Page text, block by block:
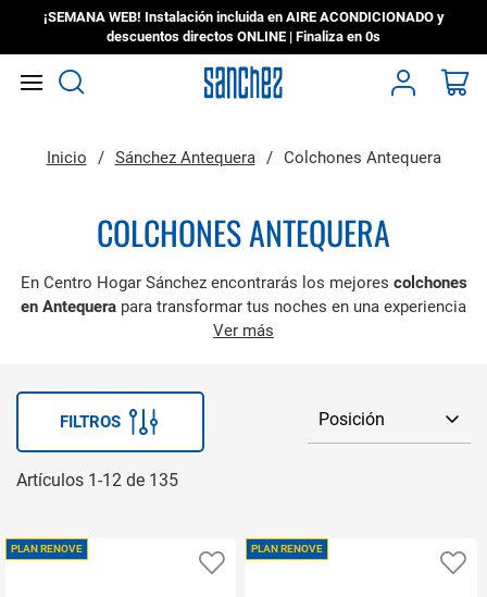
¡SEMANA WEB! Instalación incluida en AIRE ACONDICIONADO y
descuentos directos ONLINE | Finaliza en 0s
Inicio Sánchez Antequera Colchones Antequera
COLCHONES ANTEQUERA
En Centro Hogar Sánchez encontrarás los mejores colchones
en Antequera para transformar tus noches en una experiencia
de auténtico confort. Aquí no solo vendemos colchones, te
Contamos con una amplia selección de colchones
viscoelásticos, de muelles, híbridos, ortopédicos y mucho más.
justo lo que necesitas.
eligiendo una tienda local con experiencia, atención cercana y
servicios que te facilitan todo:
entrega rápida y retirada del
Ver más
FILTROS
Artículos 1-12 de 135
PLAN RENOVE
Añadir a favoritos
PLAN RENOVE